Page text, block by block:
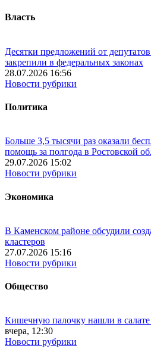
Власть
Десятки предложений от
закрепили в федеральных законах
28.07.2026 16:56
Новости рубрики
Политика
Больше 3,5 тысячи раз оказали
помощь за полгода в Ростовской
29.07.2026 15:02
Новости рубрики
Экономика
В Каменском районе обсудили
кластеров
27.07.2026 15:16
Новости рубрики
Общество
Кишечную палочку нашли в
вчера, 12:30
Новости рубрики